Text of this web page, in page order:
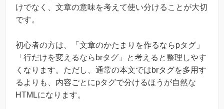
けでなく、文章の意味を考えて使い分けることが大切
です。
初心者の方は、「文章のかたまりを作るならpタグ」
「行だけを変えるならbrタグ」と考えると整理しやす
くなります。ただし、通常の本文ではbrタグを多用す
るよりも、内容ごとにpタグで分けるほうが自然な
HTMLになります。